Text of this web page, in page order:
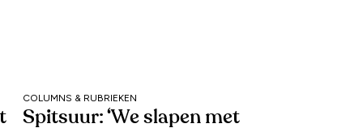
COLUMNS & RUBRIEKEN
Spitsuur: ‘We slapen met